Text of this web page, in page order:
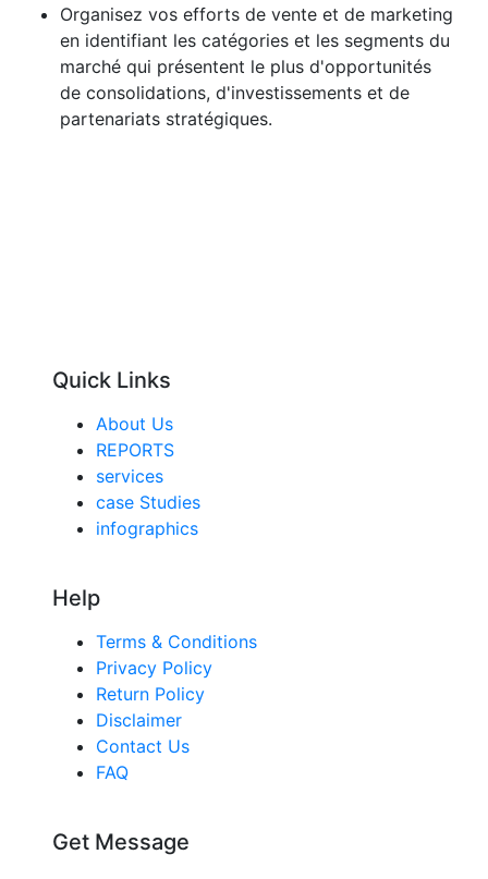
Organisez vos efforts de vente et de marketing
en identifiant les catégories et les segments du
marché qui présentent le plus d'opportunités
de consolidations, d'investissements et de
partenariats stratégiques.
Quick Links
About Us
REPORTS
services
case Studies
infographics
Help
Terms & Conditions
Privacy Policy
Return Policy
Disclaimer
Contact Us
FAQ
Get Message